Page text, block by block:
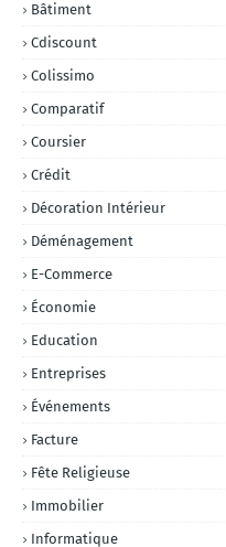
Bâtiment
Cdiscount
Colissimo
Comparatif
Coursier
Crédit
Décoration Intérieur
Déménagement
E-Commerce
Économie
Education
Entreprises
Événements
Facture
Fête Religieuse
Immobilier
Informatique